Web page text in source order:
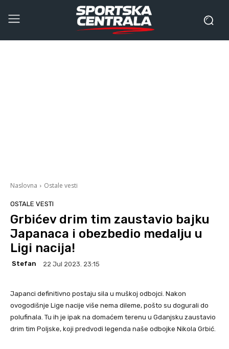
Naslovna Ostale vesti
OSTALE VESTI
Grbićev drim tim zaustavio bajku
Japanaca i obezbedio medalju u
Ligi nacija!
Stefan 22 Jul 2023. 23:15
Japanci definitivno postaju sila u muškoj odbojci. Nakon
ovogodišnje Lige nacije više nema dileme, pošto su dogurali do
polufinala. Tu ih je ipak na domaćem terenu u Gdanjsku zaustavio
drim tim Poljske, koji predvodi legenda naše odbojke Nikola Grbić.